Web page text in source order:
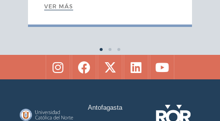
VER MÁS
Antofagasta